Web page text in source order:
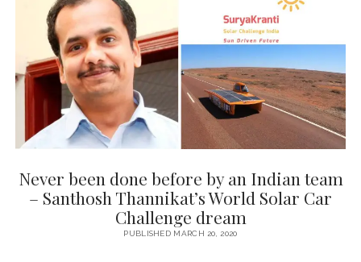
TO
CRORES
PROFIT
WASTE
MANAGEMENT
Never been done before by an Indian team
– Santhosh Thannikat’s World Solar Car
Challenge dream
PUBLISHED MARCH 20, 2020